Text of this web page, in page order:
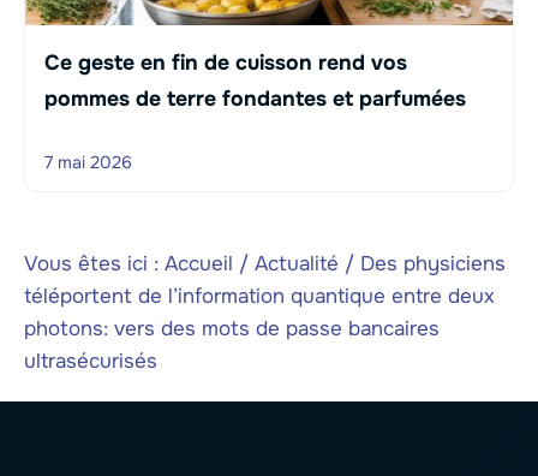
Ce geste en fin de cuisson rend vos
pommes de terre fondantes et parfumées
7 mai 2026
Vous êtes ici : Accueil / Actualité / Des physiciens
téléportent de l’information quantique entre deux
photons: vers des mots de passe bancaires
ultrasécurisés